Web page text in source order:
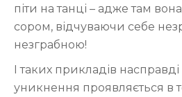
піти на танці – адже там
сором, відчуваючи себе
незграбною!
І таких прикладів насправді
уникнення проявляється в